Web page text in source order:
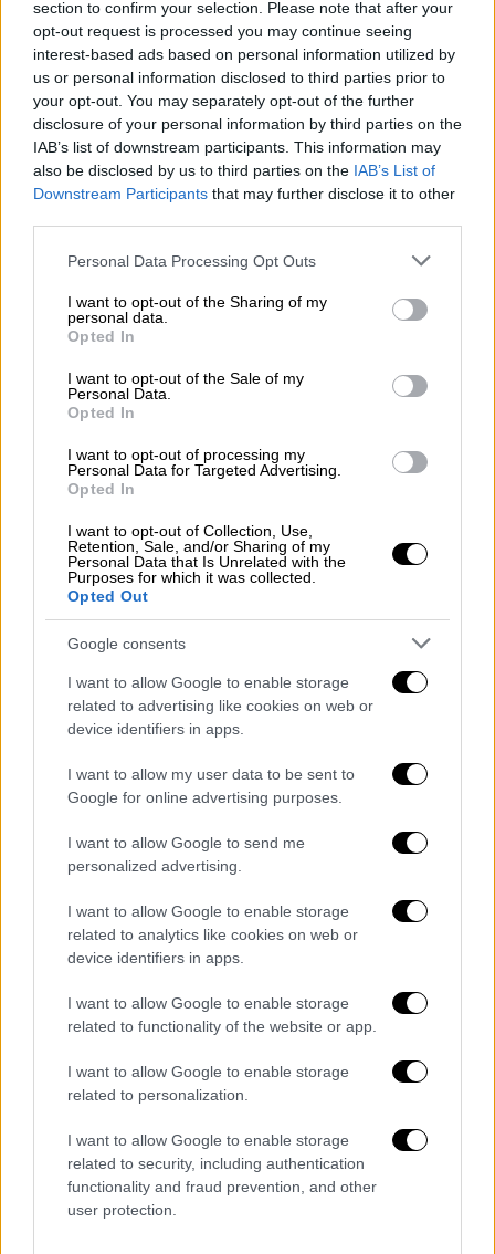
section to confirm your selection. Please note that after your
opt-out request is processed you may continue seeing
interest-based ads based on personal information utilized by
us or personal information disclosed to third parties prior to
your opt-out. You may separately opt-out of the further
disclosure of your personal information by third parties on the
IAB’s list of downstream participants. This information may
also be disclosed by us to third parties on the IAB’s List of
Downstream Participants that may further disclose it to other
Please note that this website/app uses one or more Google
not limited to your visit or usage behaviour. You may click to
grant or deny consent to Google and its third-party tags to
use your data for below specified purposes in below Google
consent section.
Personal Data Processing Opt Outs
I want to opt-out of the Sharing of my
personal data.
Opted In
I want to opt-out of the Sale of my
Personal Data.
Opted In
I want to opt-out of processing my
Personal Data for Targeted Advertising.
Opted In
I want to opt-out of Collection, Use,
Retention, Sale, and/or Sharing of my
Personal Data that Is Unrelated with the
Purposes for which it was collected.
Opted Out
Google consents
I want to allow Google to enable storage
related to advertising like cookies on web or
device identifiers in apps.
I want to allow my user data to be sent to
Google for online advertising purposes.
I want to allow Google to send me
personalized advertising.
I want to allow Google to enable storage
related to analytics like cookies on web or
device identifiers in apps.
I want to allow Google to enable storage
related to functionality of the website or app.
I want to allow Google to enable storage
related to personalization.
I want to allow Google to enable storage
related to security, including authentication
functionality and fraud prevention, and other
user protection.
Κόκκινος Κατάλογος απειλούμενων ειδών
Αξίζει να σημειωθεί ότι η προηγούμενη
προσπάθεια για την αξιολόγηση των
απειλούμενων ειδών της χώρας μας είχε
γίνει το 2009, και τότε είχαν αξιολογηθεί
περίπου 1.000 είδη ζώων και 300 είδη
φυτών.
Όσον αφορά στις επιμέρους ταξινομικές
ομάδες,
σε καθεστώς απειλής ανήκουν το
18,7% των φυτών, το 22,6% των ζώων και το
34,8% των μυκήτων που αξιολογήθηκαν.
Ειδικότερα το 28,3% των πουλιών, το 31,3%
των θηλαστικών, το 13,3% των ερπετών, το
ασπόνδυλων απειλούνται με εξαφάνιση.
Κόκκινος Κατάλογος απειλούμενων ειδών
Κάποια είδη, χάρη στην εφαρμογή μέτρων
προστασίας και διατήρησης, δεν απειλούνται
άμεσα, πλέον, με εξαφάνιση στην χώρα και
έχουν μετακινηθεί στην κατηγορία του
χαμηλού κινδύνου (LC). Χαρακτηριστικά